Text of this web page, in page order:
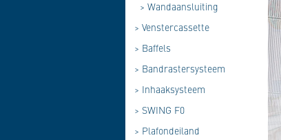
> Wandaansluiting
> Venstercassette
> Baffels
> Bandrastersysteem
> Inhaaksysteem
> SWING F0
> Plafondeiland